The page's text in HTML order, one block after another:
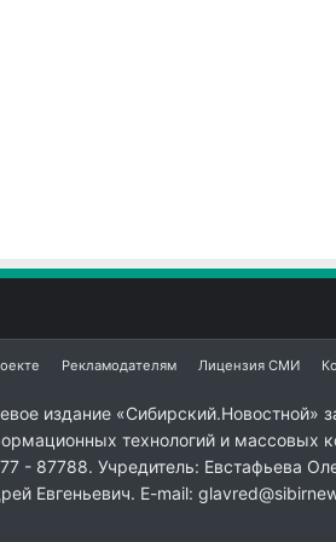
Рекламодателям Лицензия СМИ
издание «Сибирский.Новостной»
технологий и массовых
- 87788. Учредитель: Евстафьева
Евгеньевич. E-mail: